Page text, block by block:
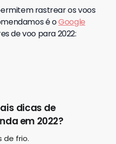
rastrear os voos
é oGoogle
de voo para 2022:
dicas de
em 2022?
de frio.